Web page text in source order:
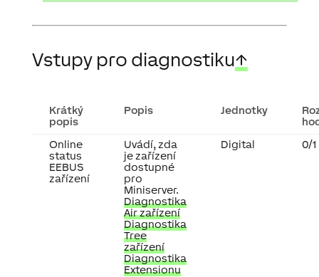
Vstupy pro diagnostiku↑
Krátký
popis
Popis Jednotky
Online
status
EEBUS
zařízení
Uvádí, zda
je zařízení
dostupné
pro
Miniserver.
Diagnostika
Air zařízení
Diagnostika
Tree
zařízení
Diagnostika
Extensionu
Digital 0/1